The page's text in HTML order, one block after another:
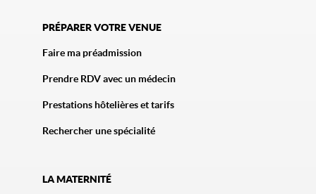
PRÉPARER VOTRE VENUE
Faire ma préadmission
Prendre RDV avec un médecin
Prestations hôtelières et tarifs
Rechercher une spécialité
LA MATERNITÉ